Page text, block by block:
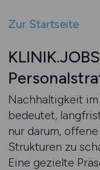
Zur Startseite
Nachhaltigkeit
bedeutet,
nur darum,
Strukturen zu
Eine gezielte